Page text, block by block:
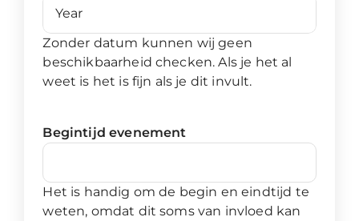
Zonder datum kunnen wij geen
beschikbaarheid checken. Als je het al
weet is het is fijn als je dit invult.
Begintijd evenement
Het is handig om de begin en eindtijd te
weten, omdat dit soms van invloed kan